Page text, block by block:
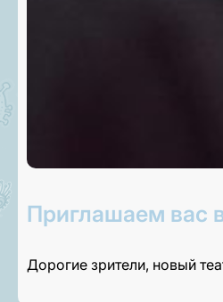
Приглашаем вас
Дорогие зрители, новый